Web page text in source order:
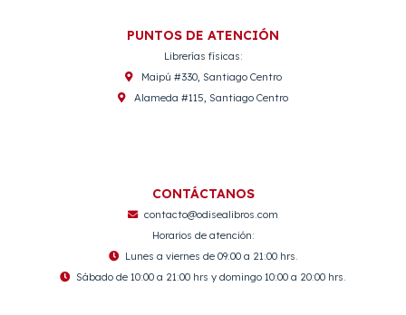
PUNTOS DE ATENCIÓN
Librerías físicas:
Maipú #330, Santiago Centro
Alameda #115, Santiago Centro
CONTÁCTANOS
contacto@odisealibros.com
Horarios de atención:
Lunes a viernes de 09:00 a 21:00 hrs.
Sábado de 10:00 a 21:00 hrs y domingo 10:00 a 20:00 hrs.